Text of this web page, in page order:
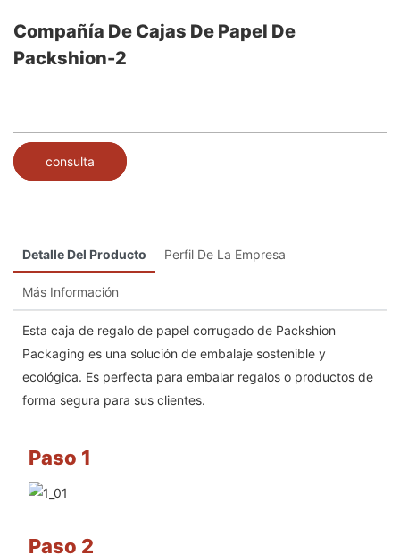
Compañía De Cajas De Papel De
Packshion-2
consulta
Detalle Del Producto Perfil De La Empresa
Más Información
Esta caja de regalo de papel corrugado de Packshion
Packaging es una solución de embalaje sostenible y
ecológica. Es perfecta para embalar regalos o productos de
forma segura para sus clientes.
Paso 1
Paso 2